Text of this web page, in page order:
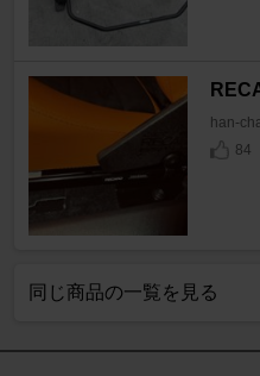
han-
84
同じ商品の一覧を見る